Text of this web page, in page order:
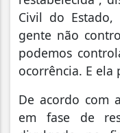
Civil do Estado,
gente não
podemos
ocorrência. E ela
De acordo com
em fase de